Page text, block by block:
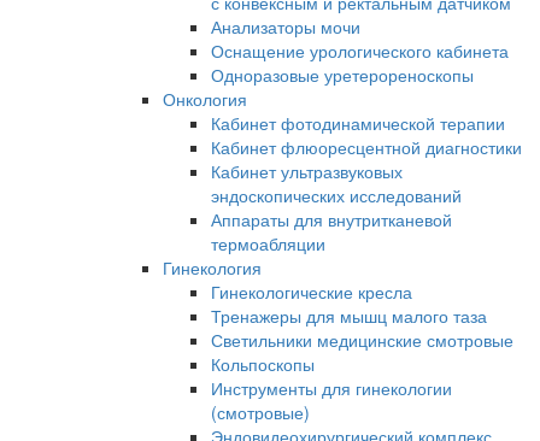
Анализаторы мочи
Оснащение урологического кабинета
Одноразовые уретерореноскопы
Онкология
Кабинет фотодинамической терапии
Кабинет флюоресцентной диагностики
Кабинет ультразвуковых
эндоскопических исследований
Аппараты для внутритканевой
термоабляции
Гинекология
Гинекологические кресла
Тренажеры для мышц малого таза
Светильники медицинские смотровые
Кольпоскопы
Инструменты для гинекологии
(смотровые)